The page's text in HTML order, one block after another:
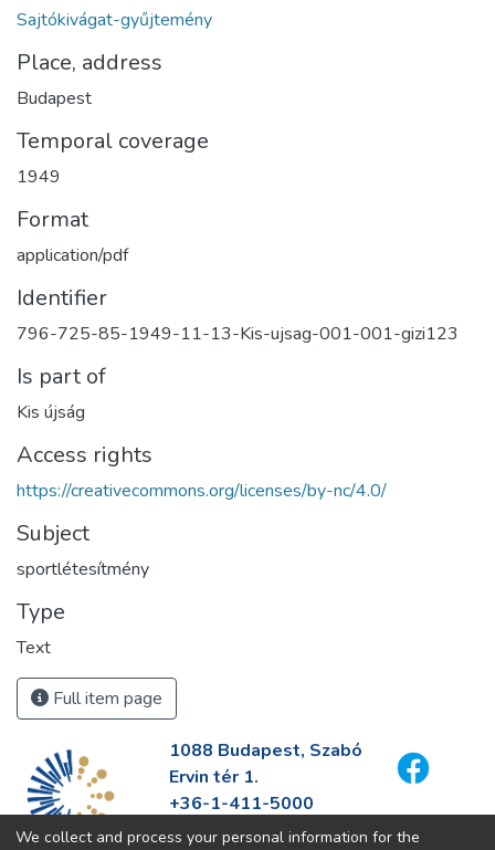
Sajtókivágat-gyűjtemény
Place, address
Budapest
Temporal coverage
1949
Format
application/pdf
Identifier
796-725-85-1949-11-13-Kis-ujsag-001-001-gizi123
Is part of
Kis újság
Access rights
https://creativecommons.org/licenses/by-nc/4.0/
Subject
sportlétesítmény
Type
Text
Full item page
1088 Budapest, Szabó
Ervin tér 1.
+36-1-411-5000
info@fszek.hu
We collect and process your personal information for the